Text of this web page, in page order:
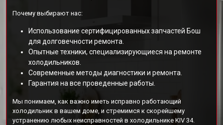
Почему выбирают нас:
Использование сертифицированных запчастей Бош
для долговечности ремонта.
Опытные техники, специализирующиеся на ремонте
холодильников.
Современные методы диагностики и ремонта.
Гарантия на все проведенные работы.
Мы понимаем, как важно иметь исправно работающий
холодильник в вашем доме, и стремимся к скорейшему
устранению любых неисправностей в холодильнике KIV 34.